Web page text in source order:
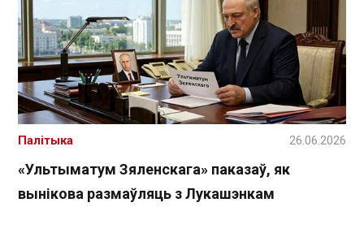
«Ультыматум Зяленскага» паказаў, як
вынікова размаўляць з Лукашэнкам
Палітыка 26.06.2026